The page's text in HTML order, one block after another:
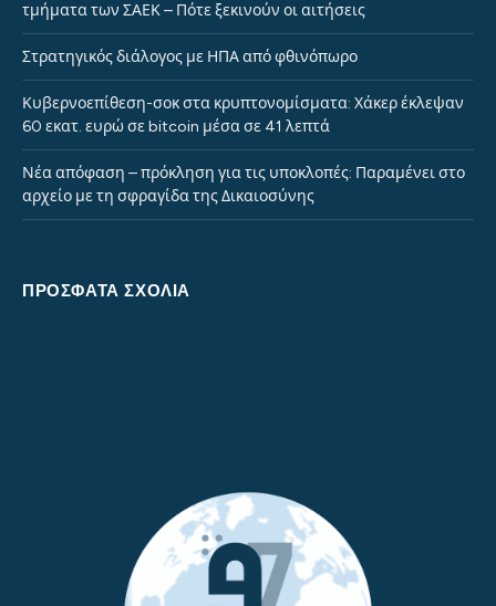
τμήματα των ΣΑΕΚ – Πότε ξεκινούν οι αιτήσεις
Στρατηγικός διάλογος με ΗΠΑ από φθινόπωρο
Κυβερνοεπίθεση-σοκ στα κρυπτονομίσματα: Χάκερ έκλεψαν
60 εκατ. ευρώ σε bitcoin μέσα σε 41 λεπτά
Νέα απόφαση – πρόκληση για τις υποκλοπές: Παραμένει στο
αρχείο με τη σφραγίδα της Δικαιοσύνης
ΠΡΌΣΦΑΤΑ ΣΧΌΛΙΑ